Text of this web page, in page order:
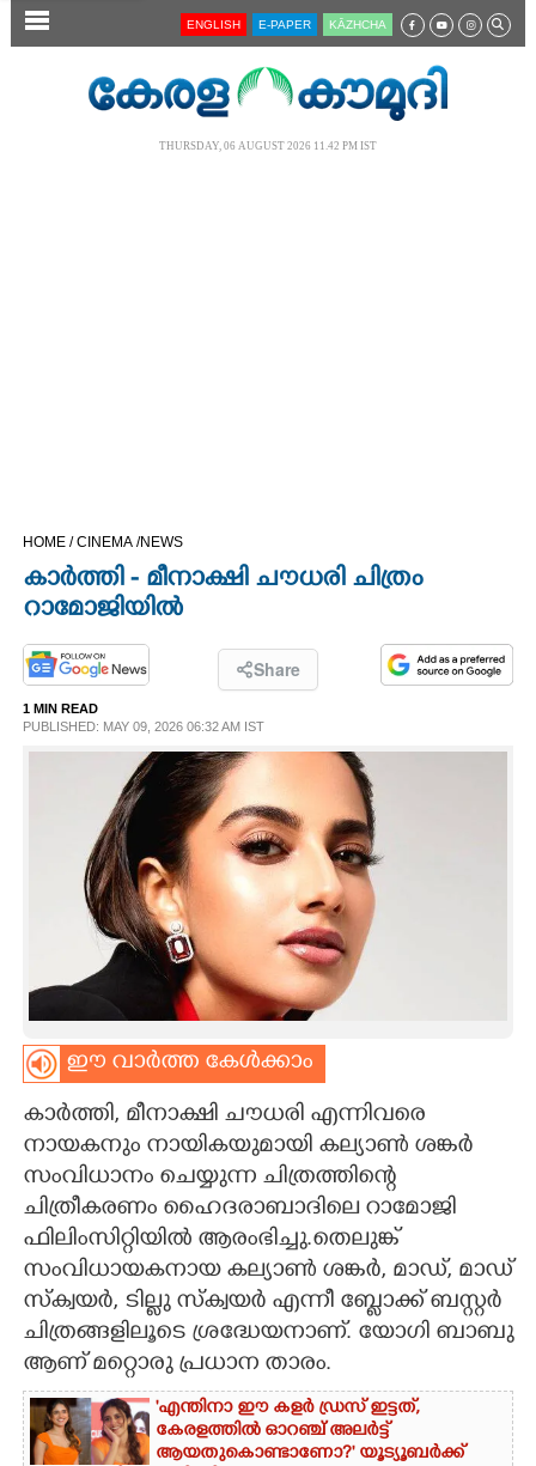
SECTIONS
SPIRITUAL
ASTRO
CARTOONS
LITERATURE
CONTACT US
ENGLISH E-PAPER KĀZHCHA
THURSDAY, 06 AUGUST 2026 11.42 PM IST
HOME /CINEMA /NEWS
കാർത്തി - മീനാക്ഷി ചൗധരി ചിത്രം
റാമോജിയിൽ
Share
1 MIN READ
PUBLISHED: MAY 09, 2026 06:32 AM IST
ഈ വാർത്ത കേൾക്കാം
കാർത്തി,​ മീനാക്ഷി ചൗധരി എന്നിവരെ
നായകനും നായികയുമായി കല്യാൺ ശങ്കർ
സംവിധാനം ചെയ്യുന്ന ചിത്രത്തിന്റെ
ചിത്രീകരണം ഹൈദരാബാദിലെ റാമോജി
ഫിലിംസിറ്റിയിൽ ആരംഭിച്ചു.തെലുങ്ക്
സംവിധായകനായ കല്യാൺ ശങ്കർ, മാഡ്, മാഡ്
സ്ക്വയർ, ടില്ലു സ്ക്വയർ എന്നീ ബ്ലോക്ക് ബസ്റ്റർ
ചിത്രങ്ങളിലൂടെ ശ്രദ്ധേയനാണ്. യോഗി ബാബു
ആണ് മറ്റൊരു പ്രധാന താരം.
'എന്തിനാ ഈ കളർ ഡ്രസ് ഇട്ടത്,
കേരളത്തിൽ ഓറഞ്ച് അല‌ർട്ട്
ആയതുകൊണ്ടാണോ?' യൂട്യൂബർക്ക്